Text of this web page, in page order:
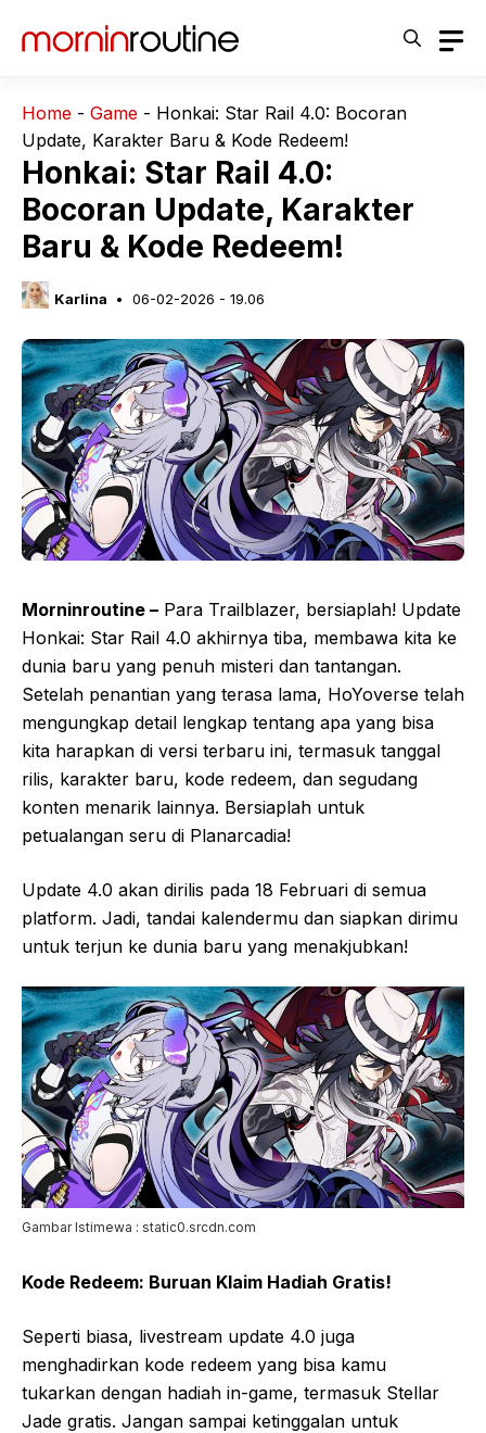
Home - Game - Honkai: Star Rail 4.0: Bocoran
Update, Karakter Baru & Kode Redeem!
Honkai: Star Rail 4.0:
Bocoran Update, Karakter
Baru & Kode Redeem!
Karlina 06-02-2026 - 19.06
Morninroutine – Para Trailblazer, bersiaplah! Update
Honkai: Star Rail 4.0 akhirnya tiba, membawa kita ke
dunia baru yang penuh misteri dan tantangan.
Setelah penantian yang terasa lama, HoYoverse telah
mengungkap detail lengkap tentang apa yang bisa
kita harapkan di versi terbaru ini, termasuk tanggal
rilis, karakter baru, kode redeem, dan segudang
konten menarik lainnya. Bersiaplah untuk
petualangan seru di Planarcadia!
Update 4.0 akan dirilis pada 18 Februari di semua
platform. Jadi, tandai kalendermu dan siapkan dirimu
untuk terjun ke dunia baru yang menakjubkan!
Gambar Istimewa : static0.srcdn.com
Kode Redeem: Buruan Klaim Hadiah Gratis!
Seperti biasa, livestream update 4.0 juga
menghadirkan kode redeem yang bisa kamu
tukarkan dengan hadiah in-game, termasuk Stellar
Jade gratis. Jangan sampai ketinggalan untuk